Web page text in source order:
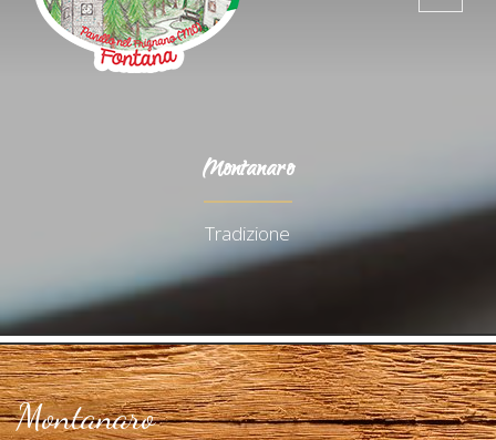
Montanaro
Tradizione
Montanaro